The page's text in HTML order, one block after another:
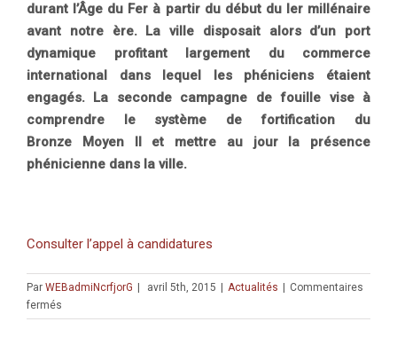
durant l’Âge du Fer à partir du début du Ier millénaire
avant notre ère. La ville disposait alors d’un port
dynamique profitant largement du commerce
international dans lequel les phéniciens étaient
engagés. La seconde campagne de fouille vise à
comprendre le système de fortification du
Bronze Moyen II et mettre au jour la présence
phénicienne dans la ville.
Consulter l’appel à candidatures
Par WEBadmiNcrfjorG avril 5th, 2015 Actualités
Commentaires
fermés
Campagne